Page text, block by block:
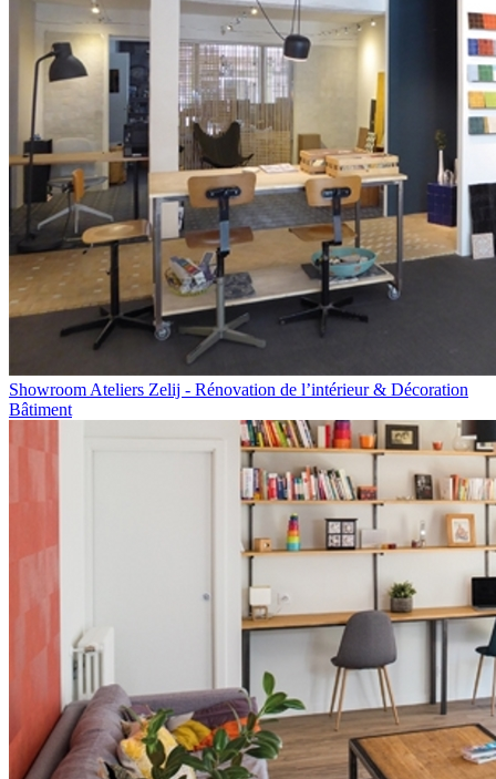
Showroom Ateliers Zelij - Rénovation de l’intérieur & Décoration
Bâtiment